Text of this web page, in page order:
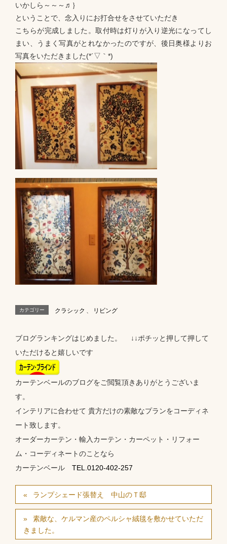
いかしら～～～♬｝
ということで、念入りにお打合せをさせていただき
こちらが完成しました。取付時は灯りが入り逆光になってし
まい、うまく写真がとれなかったのですが、後日奥様よりお
写真をいただきました(*´▽｀*)
カテゴリー クラシック 、 リビング
ブログランキングはじめました。 ↓↓ポチッと押して押して
いただけると嬉しいです
カーテンベールのブログをご閲覧頂きありがとうございま
す。
インテリアに合わせて 貴方だけの素敵なプランをコーディネ
ート致します。
オーダーカーテン・輸入カーテン・カーペット・リフォー
ム・コーディネートのことなら
カーテンベール TEL.0120-402-257
ランプシェード張替え 中山のＴ邸
素敵な、ケルマン産のペルシャ絨毯を敷かせていただ
きました。